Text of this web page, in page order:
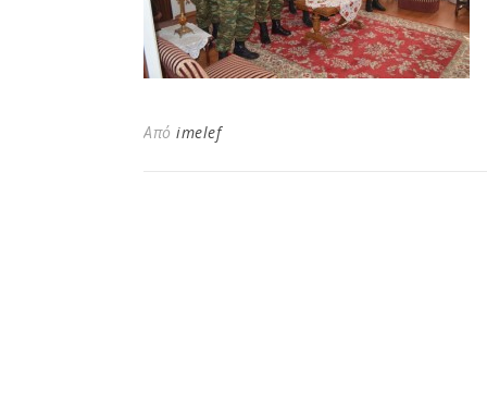
Από imelef